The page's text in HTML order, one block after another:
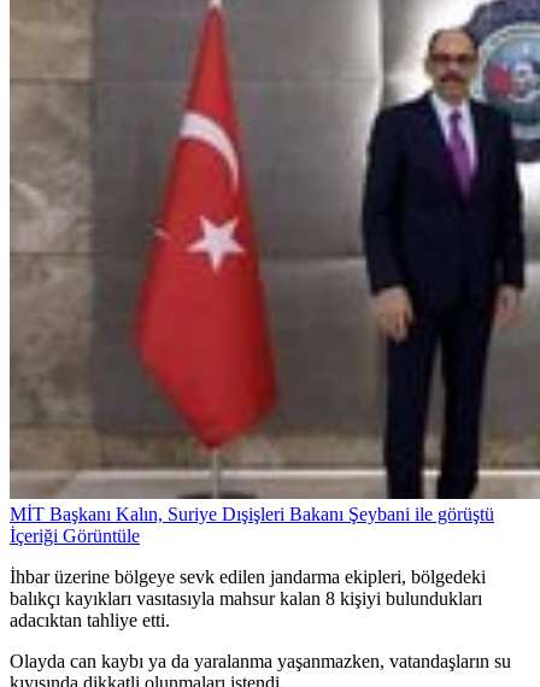
MİT Başkanı Kalın, Suriye Dışişleri Bakanı Şeybani ile görüştü
İçeriği Görüntüle
İhbar üzerine bölgeye sevk edilen jandarma ekipleri, bölgedeki
balıkçı kayıkları vasıtasıyla mahsur kalan 8 kişiyi bulundukları
adacıktan tahliye etti.
Olayda can kaybı ya da yaralanma yaşanmazken, vatandaşların su